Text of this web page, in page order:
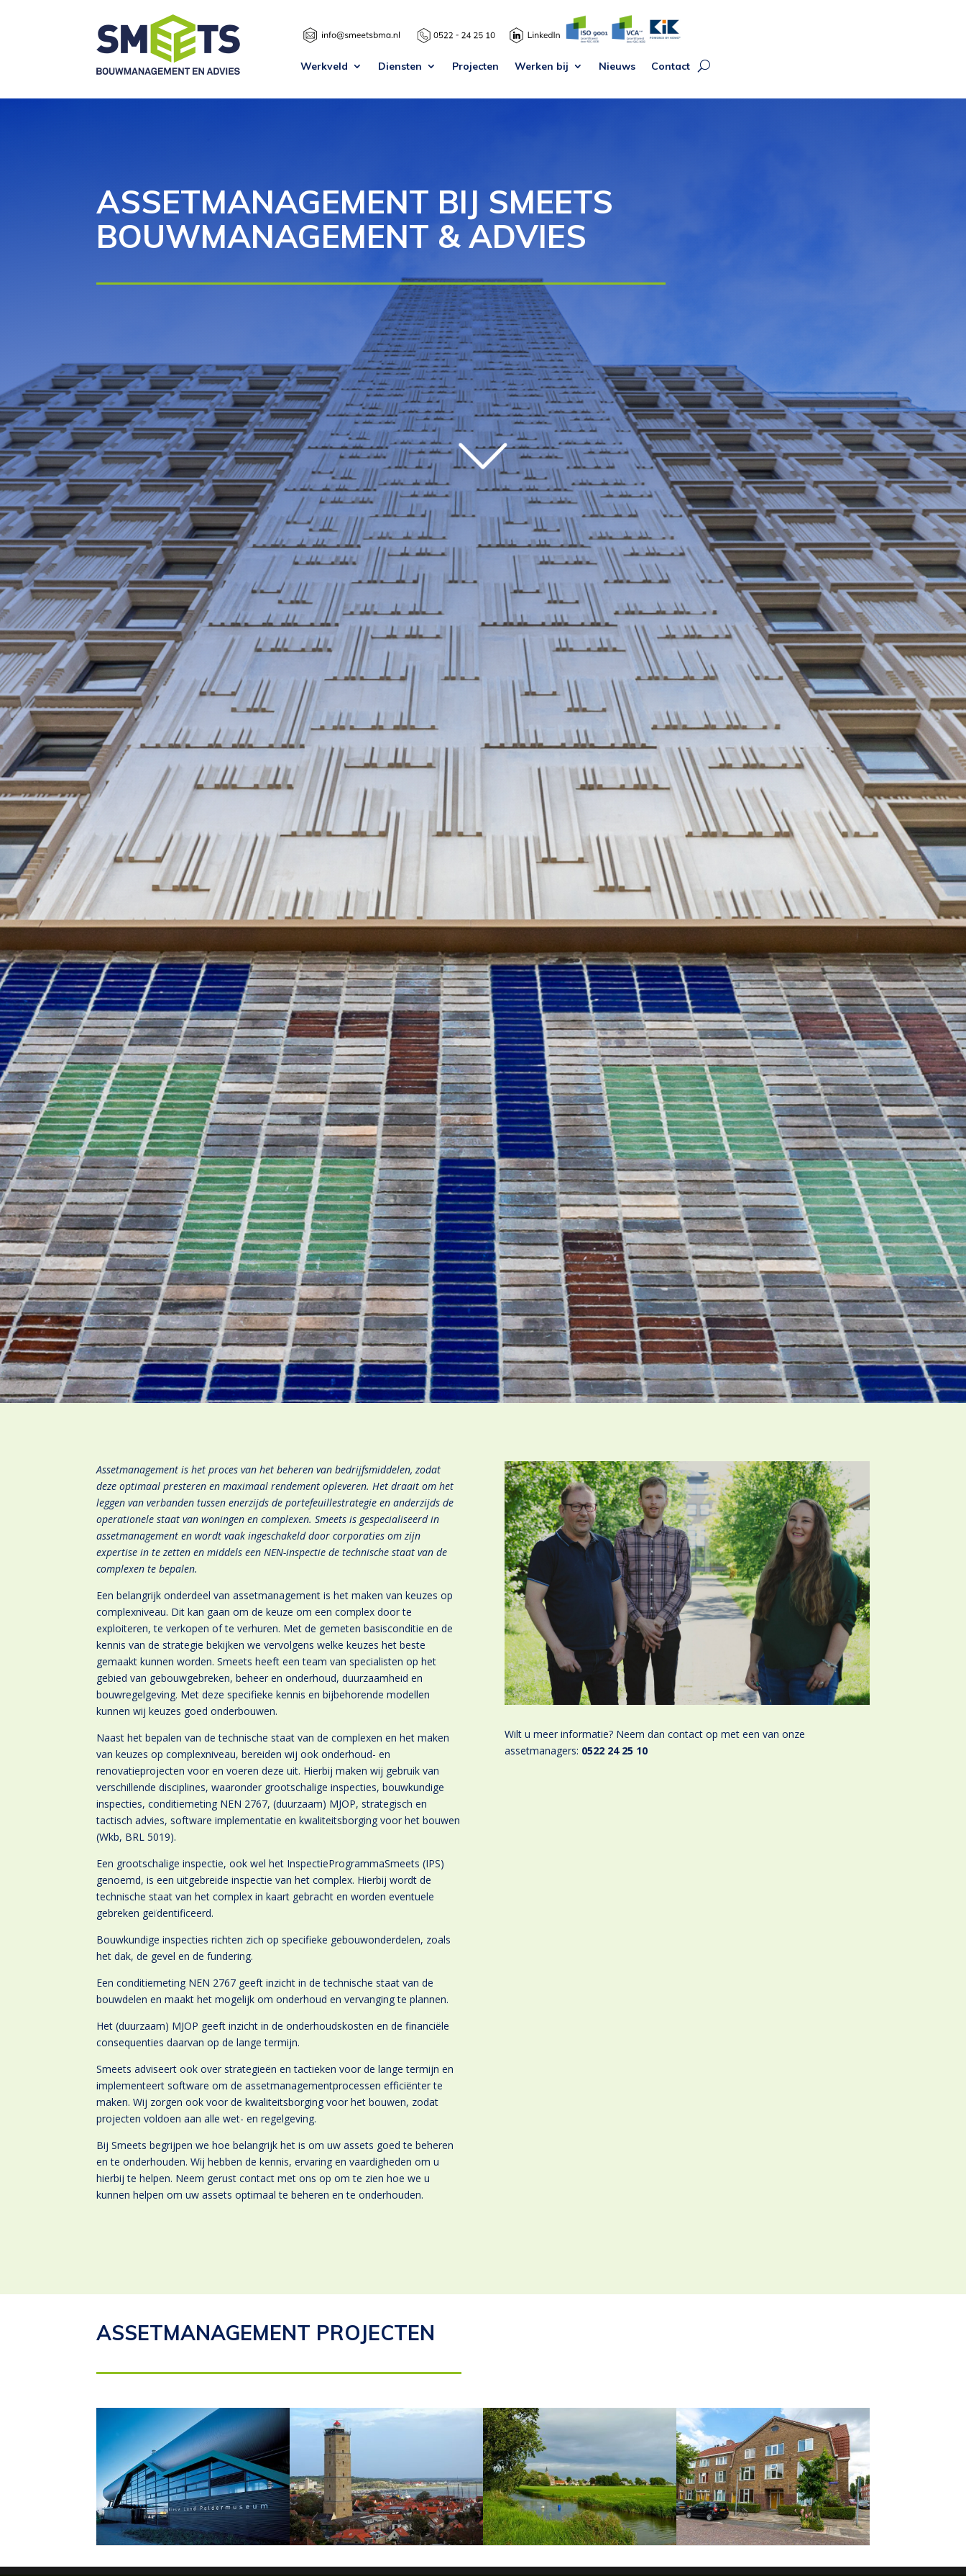
Werkveld Diensten Projecten Werken bij Nieuws Contact
ASSETMANAGEMENT BIJ SMEETS
BOUWMANAGEMENT & ADVIES
Assetmanagement is het proces van het beheren van bedrijfsmiddelen, zodat
deze optimaal presteren en maximaal rendement opleveren. Het draait om het
leggen van verbanden tussen enerzijds de portefeuillestrategie en anderzijds de
operationele staat van woningen en complexen. Smeets is gespecialiseerd in
assetmanagement en wordt vaak ingeschakeld door corporaties om zijn
expertise in te zetten en middels een NEN-inspectie de technische staat van de
complexen te bepalen.
Een belangrijk onderdeel van assetmanagement is het maken van keuzes op
complexniveau. Dit kan gaan om de keuze om een complex door te
exploiteren, te verkopen of te verhuren. Met de gemeten basisconditie en de
kennis van de strategie bekijken we vervolgens welke keuzes het beste
gemaakt kunnen worden. Smeets heeft een team van specialisten op het
gebied van gebouwgebreken, beheer en onderhoud, duurzaamheid en
bouwregelgeving. Met deze specifieke kennis en bijbehorende modellen
kunnen wij keuzes goed onderbouwen.
Naast het bepalen van de technische staat van de complexen en het maken
van keuzes op complexniveau, bereiden wij ook onderhoud- en
renovatieprojecten voor en voeren deze uit. Hierbij maken wij gebruik van
verschillende disciplines, waaronder grootschalige inspecties, bouwkundige
inspecties, conditiemeting NEN 2767, (duurzaam) MJOP, strategisch en
tactisch advies, software implementatie en kwaliteitsborging voor het bouwen
(Wkb, BRL 5019).
Een grootschalige inspectie, ook wel het InspectieProgrammaSmeets (IPS)
genoemd, is een uitgebreide inspectie van het complex. Hierbij wordt de
technische staat van het complex in kaart gebracht en worden eventuele
gebreken geïdentificeerd.
Bouwkundige inspecties richten zich op specifieke gebouwonderdelen, zoals
het dak, de gevel en de fundering.
Een conditiemeting NEN 2767 geeft inzicht in de technische staat van de
bouwdelen en maakt het mogelijk om onderhoud en vervanging te plannen.
Het (duurzaam) MJOP geeft inzicht in de onderhoudskosten en de financiële
consequenties daarvan op de lange termijn.
Smeets adviseert ook over strategieën en tactieken voor de lange termijn en
implementeert software om de assetmanagementprocessen efficiënter te
maken. Wij zorgen ook voor de kwaliteitsborging voor het bouwen, zodat
projecten voldoen aan alle wet- en regelgeving.
Bij Smeets begrijpen we hoe belangrijk het is om uw assets goed te beheren
en te onderhouden. Wij hebben de kennis, ervaring en vaardigheden om u
hierbij te helpen. Neem gerust contact met ons op om te zien hoe we u
kunnen helpen om uw assets optimaal te beheren en te onderhouden.
Wilt u meer informatie? Neem dan contact op met een van onze
assetmanagers: 0522 24 25 10
ASSETMANAGEMENT PROJECTEN